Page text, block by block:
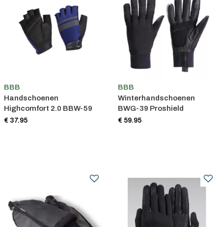
BBB
Handschoenen
Highcomfort 2.0 BBW-59
€ 37.95
BBB
Winterhandschoenen
BWG-39 Proshield
€ 59.95